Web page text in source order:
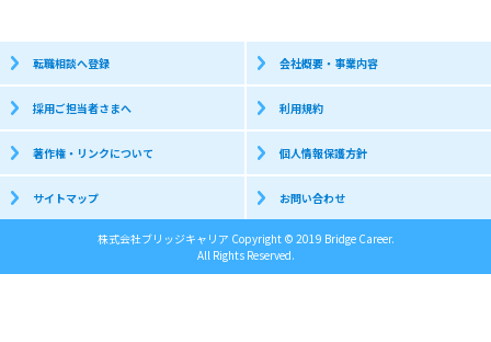
転職相談へ登録 会社概要・事業内容
採用ご担当者さまへ 利用規約
著作権・リンクについて 個人情報保護方針
サイトマップ お問い合わせ
株式会社ブリッジキャリア Copyright © 2019 Bridge Career.
All Rights Reserved.